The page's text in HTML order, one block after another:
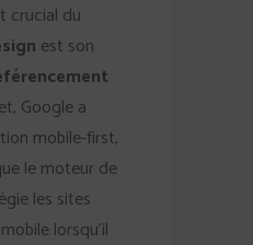
crucial du
est son
Google a
mobile-first,
le moteur de
les sites
lorsqu’il